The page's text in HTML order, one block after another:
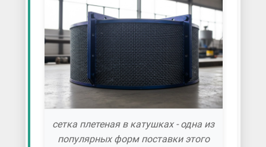
сетка плетеная в катушках - одна из
популярных форм поставки этого